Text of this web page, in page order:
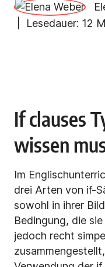
| Lesedauer: 12
If clauses
wissen
Im
drei Arten von if-
sowohl in ihrer
Bedingung, die
jedoch recht